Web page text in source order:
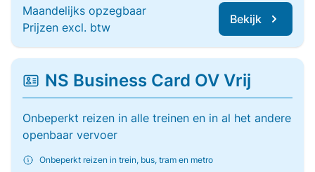
Maandelijks opzegbaar
Prijzen excl. btw
Bekijk
NS Business Card OV Vrij
Onbeperkt reizen in alle treinen en in al het andere
openbaar vervoer
Onbeperkt reizen in trein, bus, tram en metro